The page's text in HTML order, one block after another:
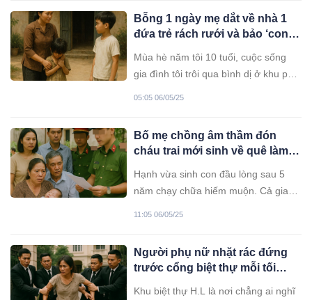
gánh cả nhà. Sau khi học xong cấp
ba, Ngọc nói với cha mẹ rằng mình
vào Sài Gòn làm lễ tân khách sạn.
Nhưng thực chất, cô làm giúp việc
Bỗng 1 ngày mẹ dắt về nhà 1
đứa trẻ rách rưới và bảo ‘con
năm sau, cả gia đình tôi s: ốc
ng: ất khi danh tính được hé lộ
Mùa hè năm tôi 10 tuổi, cuộc sống
gia đình tôi trôi qua bình dị ở khu phố
và những bữa cơm đạm bạc.
05:05 06/05/25
Bố mẹ chồng âm thầm đón
cháu trai mới sinh về quê làm lễ
công an đến…
Hạnh vừa sinh con đầu lòng sau 5
năm chạy chữa hiếm muộn. Cả gia
đích tôn nối dõi. Nhưng niềm vui ấy
trong lòng Hạnh vẫn lẫn lộn đắng
cay: chồng cô đã bỏ nhà đi biệt tích
11:05 06/05/25
Người phụ nữ nhặt rác đứng
trước cổng biệt thự mỗi tối
Khu biệt thự H.L là nơi chẳng ai nghĩ